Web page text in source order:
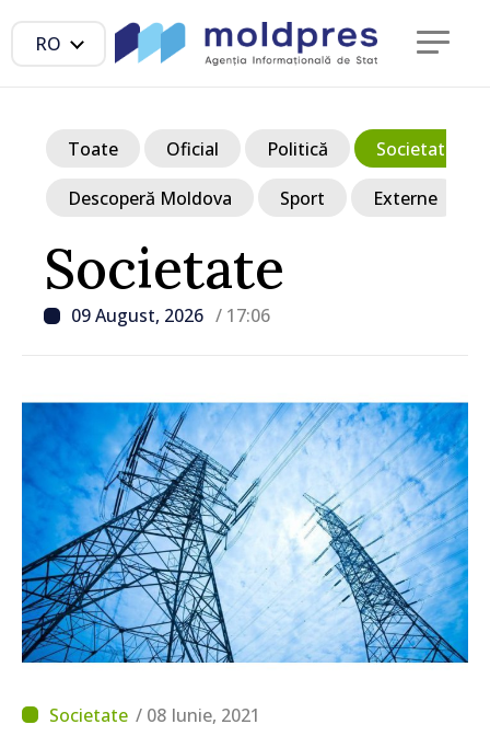
RO
Societate
09 August, 2026 / 17:06
Toate Oficial Politică Societate
Descoperă Moldova Sport Externe
/ 08 Iunie, 2021